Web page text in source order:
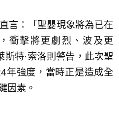
言：「聖嬰現象將為已在
衝擊將更劇烈、波及更
特·索洛則警告，此次聖
年強度，當時正是造成全
因素。